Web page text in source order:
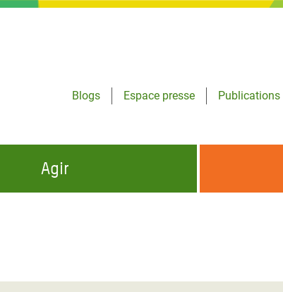
Blogs
Espace presse
Publications
Agir